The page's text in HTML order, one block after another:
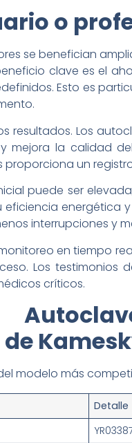
o
se benefician
clave es el
Esto es
resultados. Los
mejora la calidad
proporciona un
puede ser
energética
interrupciones y
en tiempo
Los testimonios
críticos.
de
modelo más
Detalle